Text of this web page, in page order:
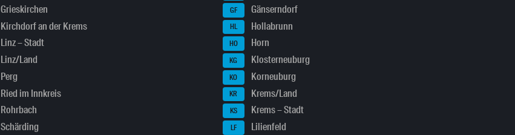
Grieskirchen
Kirchdorf an der Krems
Linz – Stadt
Linz/Land
Perg
Ried im Innkreis
Rohrbach
Schärding
GF Gänserndorf
HL Hollabrunn
HO Horn
KG Klosterneuburg
KO Korneuburg
KR Krems/Land
KS Krems – Stadt
LF Lilienfeld